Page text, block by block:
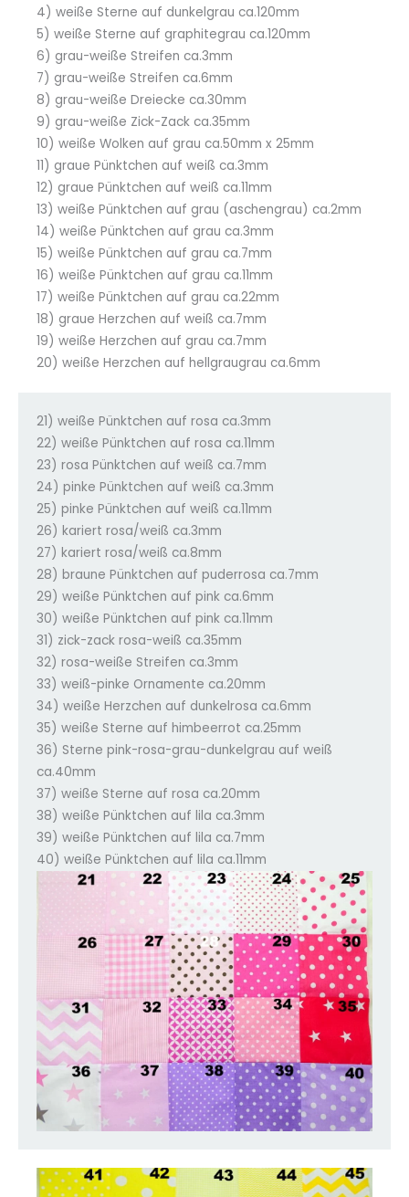
4) weiße Sterne auf dunkelgrau ca.120mm
5) weiße Sterne auf graphitegrau ca.120mm
6) grau-weiße Streifen ca.3mm
7) grau-weiße Streifen ca.6mm
8) grau-weiße Dreiecke ca.30mm
9) grau-weiße Zick-Zack ca.35mm
10) weiße Wolken auf grau ca.50mm x 25mm
11) graue Pünktchen auf weiß ca.3mm
12) graue Pünktchen auf weiß ca.11mm
13) weiße Pünktchen auf grau (aschengrau) ca.2mm
14) weiße Pünktchen auf grau ca.3mm
15) weiße Pünktchen auf grau ca.7mm
16) weiße Pünktchen auf grau ca.11mm
17) weiße Pünktchen auf grau ca.22mm
18) graue Herzchen auf weiß ca.7mm
19) weiße Herzchen auf grau ca.7mm
20) weiße Herzchen auf hellgraugrau ca.6mm
21) weiße Pünktchen auf rosa ca.3mm
22) weiße Pünktchen auf rosa ca.11mm
23) rosa Pünktchen auf weiß ca.7mm
24) pinke Pünktchen auf weiß ca.3mm
25) pinke Pünktchen auf weiß ca.11mm
26) kariert rosa/weiß ca.3mm
27) kariert rosa/weiß ca.8mm
28) braune Pünktchen auf puderrosa ca.7mm
29) weiße Pünktchen auf pink ca.6mm
30) weiße Pünktchen auf pink ca.11mm
31) zick-zack rosa-weiß ca.35mm
32) rosa-weiße Streifen ca.3mm
33) weiß-pinke Ornamente ca.20mm
34) weiße Herzchen auf dunkelrosa ca.6mm
35) weiße Sterne auf himbeerrot ca.25mm
36) Sterne pink-rosa-grau-dunkelgrau auf weiß
ca.40mm
37) weiße Sterne auf rosa ca.20mm
38) weiße Pünktchen auf lila ca.3mm
39) weiße Pünktchen auf lila ca.7mm
40) weiße Pünktchen auf lila ca.11mm